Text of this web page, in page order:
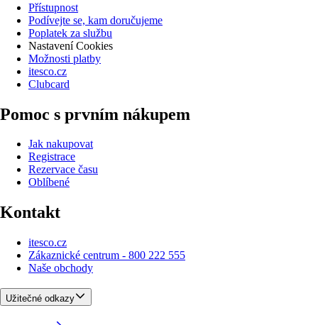
Přístupnost
Podívejte se, kam doručujeme
Poplatek za službu
Nastavení Cookies
Možnosti platby
itesco.cz
Clubcard
Pomoc s prvním nákupem
Jak nakupovat
Registrace
Rezervace času
Oblíbené
Kontakt
itesco.cz
Zákaznické centrum - 800 222 555
Naše obchody
Užitečné odkazy